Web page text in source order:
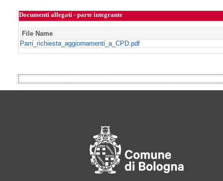
Documenti allegati - parte integrante
File Name
Parri_richiesta_aggiornamenti_a_CPD.pdf